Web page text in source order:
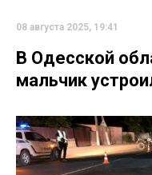
08 августа 2025, 19:41
В Одесской
мальчик